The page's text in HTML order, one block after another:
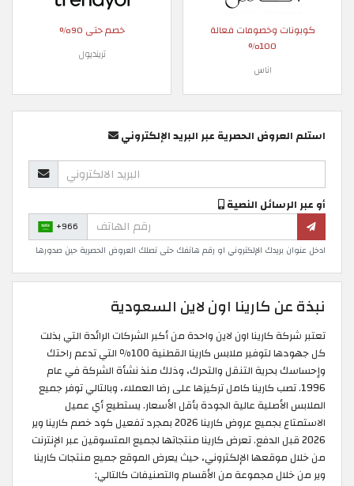
كوبونات وخصومات فعالة
100%
اناس
خصم حتى 90%
ترينديول
استلم العروض الحصرية عبر البريد الإلكتروني
أو عبر الرسائل النصية
+966
ادخل عنوان بريدك الإلكتروني او رقم هاتفك حتى تصلك العروض الحصرية حين صدورها
نبذة عن كارينا اون لاين السعودية
تعتبر شركة كارينا اون لاين واحدة من أكبر الشركات الرائدة التي بذلت
كل جهودها لتوفير ملابس كارينا القطنية 100٪ التي تدعم راحتك
وإحساسك بحرية التنقل والتحرك، وذلك منذ نشأة الشركة في عام
1996. تصب كارينا كامل تركيزها على رضا العملاء، وبالتالي توفر جميع
الملابس الأصلية عالية الجودة بأقل الأسعار. يستطيع أي عميل
الاستمتاع بجميع عروض كارينا 2026 بمجرد تفعيل كود خصم كارينا وير
2026 قبل الدفع. تعرض كارينا منتجاتها لجميع المتسوقين عبر الإنترنت
من خلال موقعها الإلكتروني، حيث يعرض الموقع جميع منتجات كارينا
وير من خلال مجموعة من الأقسام والتصنيفات كالتالي: